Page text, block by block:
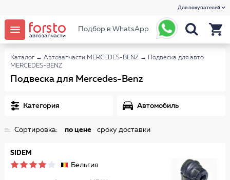
Для покупателей
Подбор в WhatsApp
Каталог → Автозапчасти MERCEDES-BENZ →
Подвеска для авто
MERCEDES-BENZ
Подвеска для Mercedes-Benz
Категория Автомобиль
Сортировка: по цене сроку доставки
SIDEM
Бельгия